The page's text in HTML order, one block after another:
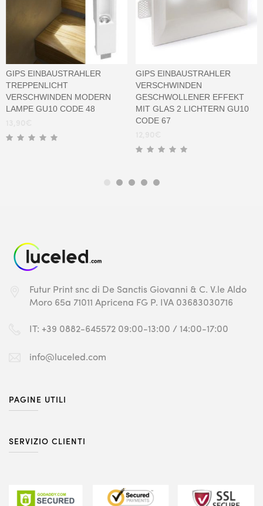
GIPS EINBAUSTRAHLER
TREPPENLICHT
VERSCHWINDEN MODERN
LAMPE GU10 CODE 48
GIPS EINBAUSTRAHLER
VERSCHWINDEN
GESCHWOLLENER EFFEKT
MIT GLAS 2 LICHTERN GU10
CODE 67
Futur Print snc di De Sanctis Giovanni & C. V.le Aldo
Moro 65a 71011 Apricena FG P. IVA 03683030716
IT: +39 0882-645572 09:00-13:00 / 14:00-17:00
info@luceled.com
PAGINE UTILI
SERVIZIO CLIENTI